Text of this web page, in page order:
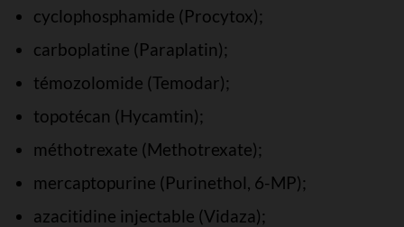
cyclophosphamide (Procytox);
carboplatine (Paraplatin);
témozolomide (Temodar);
topotécan (Hycamtin);
méthotrexate (Methotrexate);
mercaptopurine (Purinethol, 6-MP);
azacitidine injectable (Vidaza);